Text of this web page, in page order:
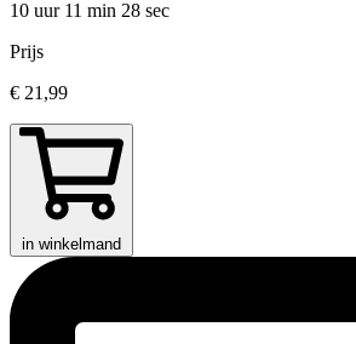
10 uur 11 min 28 sec
Prijs
€ 21,99
in winkelmand